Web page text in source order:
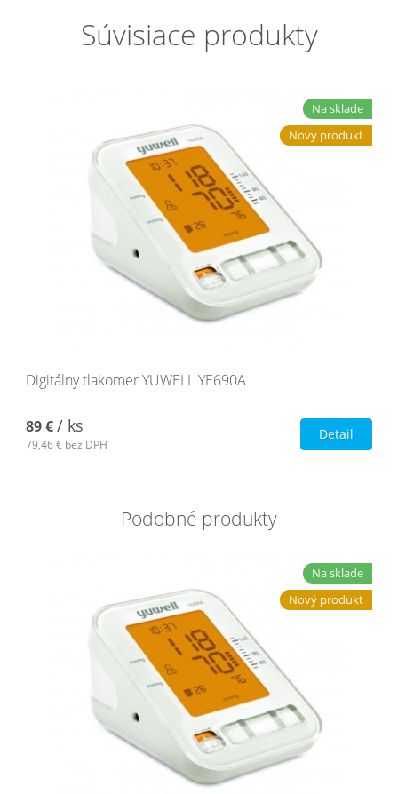
Súvisiace produkty
Na sklade
Nový produkt
Digitálny tlakomer YUWELL YE690A
89 €/ ks
79,46 € bez DPH
Detail
Podobné produkty
Na sklade
Nový produkt